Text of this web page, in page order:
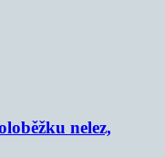
nelez,